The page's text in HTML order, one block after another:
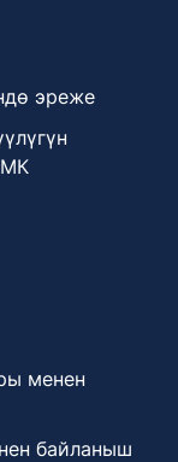
эреже
менен
байланыш